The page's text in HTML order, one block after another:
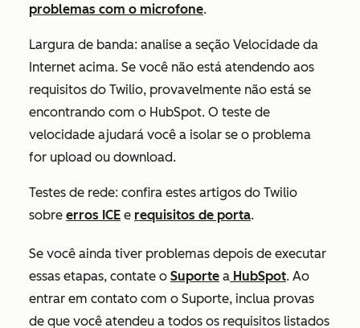
problemas com o microfone.
Largura de banda: analise a seção Velocidade da
Internet acima. Se você não está atendendo aos
requisitos do Twilio, provavelmente não está se
encontrando com o HubSpot. O teste de
velocidade ajudará você a isolar se o problema
for upload ou download.
Testes de rede: confira estes artigos do Twilio
sobre erros ICE e requisitos de porta.
Se você ainda tiver problemas depois de executar
essas etapas, contate o Suporte a HubSpot. Ao
entrar em contato com o Suporte, inclua provas
de que você atendeu a todos os requisitos listados